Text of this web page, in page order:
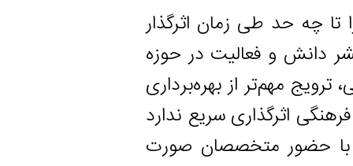
حد طی زمان اثرگذار
و فعالیت در حوزه
از بهره‌برداری
سریع ندارد
متخصصان صورت